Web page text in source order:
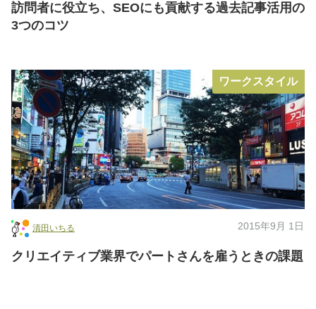
訪問者に役立ち、SEOにも貢献する過去記事活用の
3つのコツ
ワークスタイル
清田いちる 2015年9月 1日
クリエイティブ業界でパートさんを雇うときの課題